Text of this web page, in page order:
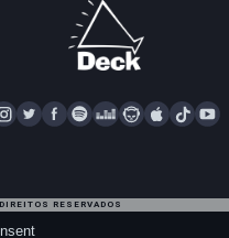
I
N
A
T
W
T
F
A
S
P
I
D
E
E
N
A
T
A
P
E
T
O
U
RESERVADOS